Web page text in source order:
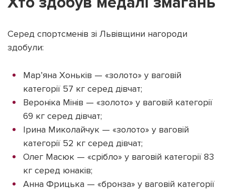
Серед спортсменів зі Львівщини нагороди
здобули:
Мар’яна Хоньків — «золото» у ваговій
категорії 57 кг серед дівчат;
Вероніка Мінів — «золото» у ваговій категорії
69 кг серед дівчат;
Ірина Миколайчук — «золото» у ваговій
категорії 52 кг серед дівчат;
Олег Масюк — «срібло» у ваговій категорії 83
кг серед юнаків;
Анна Фрицька — «бронза» у ваговій категорії